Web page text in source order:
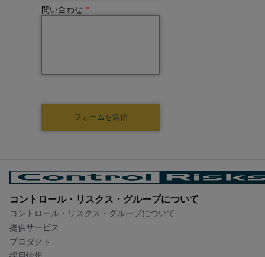
問い合わせ *
コントロール・リスクス・グループについて​
コントロール・リスクス・グループについて​
提供サービス
プロダクト